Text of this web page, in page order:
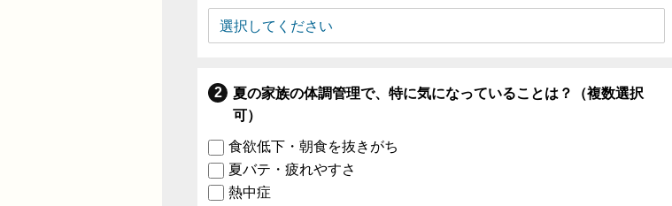
夏の家族の体調管理で、特に気になっていることは？（複数選択
可）
食欲低下・朝食を抜きがち
夏バテ・疲れやすさ
熱中症